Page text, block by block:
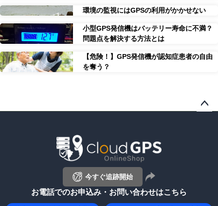
環境の監視にはGPSの利用がかかせない
小型GPS発信機はバッテリー寿命に不満？
問題点を解決する方法とは
【危険！】GPS発信機が認知症患者の自由
を奪う？
今すぐ追跡開始
お電話でのお申込み・お問い合わせはこちら